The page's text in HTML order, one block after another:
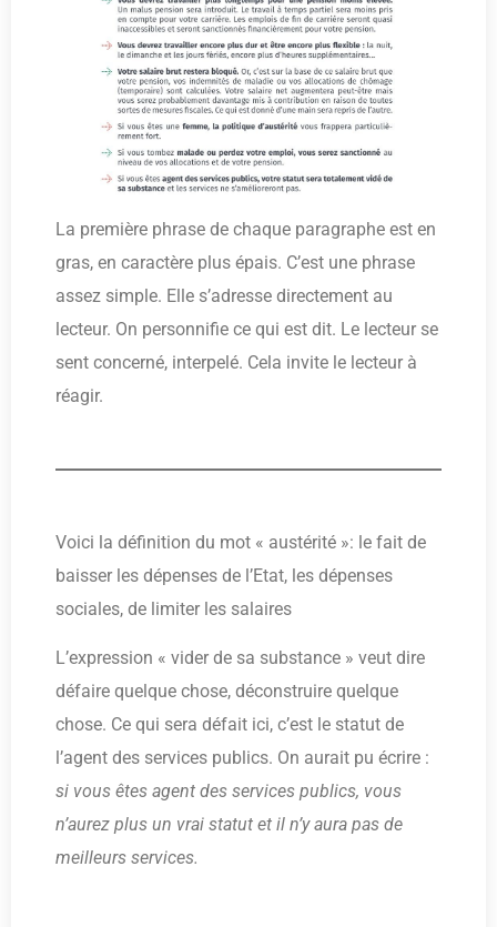
La première phrase de chaque paragraphe est en
gras, en caractère plus épais. C’est une phrase
assez simple. Elle s’adresse directement au
lecteur. On personnifie ce qui est dit. Le lecteur se
sent concerné, interpelé. Cela invite le lecteur à
réagir.
Voici la définition du mot « austérité »: le fait de
baisser les dépenses de l’Etat, les dépenses
sociales, de limiter les salaires
L’expression « vider de sa substance » veut dire
défaire quelque chose, déconstruire quelque
chose. Ce qui sera défait ici, c’est le statut de
l’agent des services publics. On aurait pu écrire :
si vous êtes agent des services publics, vous
n’aurez plus un vrai statut et il n’y aura pas de
meilleurs services.